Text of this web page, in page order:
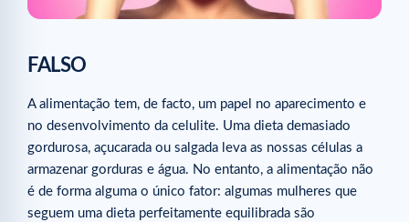
FALSO
A alimentação tem, de facto, um papel no aparecimento e
no desenvolvimento da celulite. Uma dieta demasiado
gordurosa, açucarada ou salgada leva as nossas células a
armazenar gorduras e água. No entanto, a alimentação não
é de forma alguma o único fator: algumas mulheres que
seguem uma dieta perfeitamente equilibrada são